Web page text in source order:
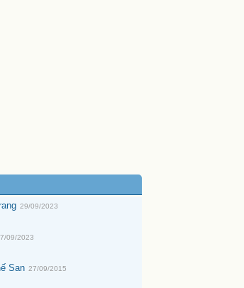
29/09/2023
09/2023
San 27/09/2015